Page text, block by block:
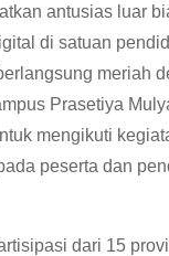
antusias luar
di satuan
meriah
Prasetiya
mengikuti
peserta dan
dari 15